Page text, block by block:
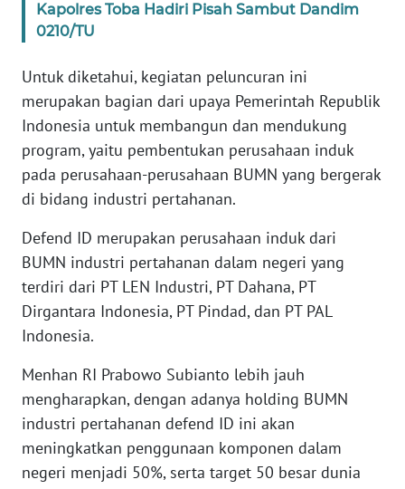
Kapolres Toba Hadiri Pisah Sambut Dandim
0210/TU
Untuk diketahui, kegiatan peluncuran ini
merupakan bagian dari upaya Pemerintah Republik
Indonesia untuk membangun dan mendukung
program, yaitu pembentukan perusahaan induk
pada perusahaan-perusahaan BUMN yang bergerak
di bidang industri pertahanan.
Defend ID merupakan perusahaan induk dari
BUMN industri pertahanan dalam negeri yang
terdiri dari PT LEN Industri, PT Dahana, PT
Dirgantara Indonesia, PT Pindad, dan PT PAL
Indonesia.
Menhan RI Prabowo Subianto lebih jauh
mengharapkan, dengan adanya holding BUMN
industri pertahanan defend ID ini akan
meningkatkan penggunaan komponen dalam
negeri menjadi 50%, serta target 50 besar dunia
DISCLAIMER
Wahana
News
Regional
WN
SUMUT
WN
JAKARTA
JABAR
WN
NTT